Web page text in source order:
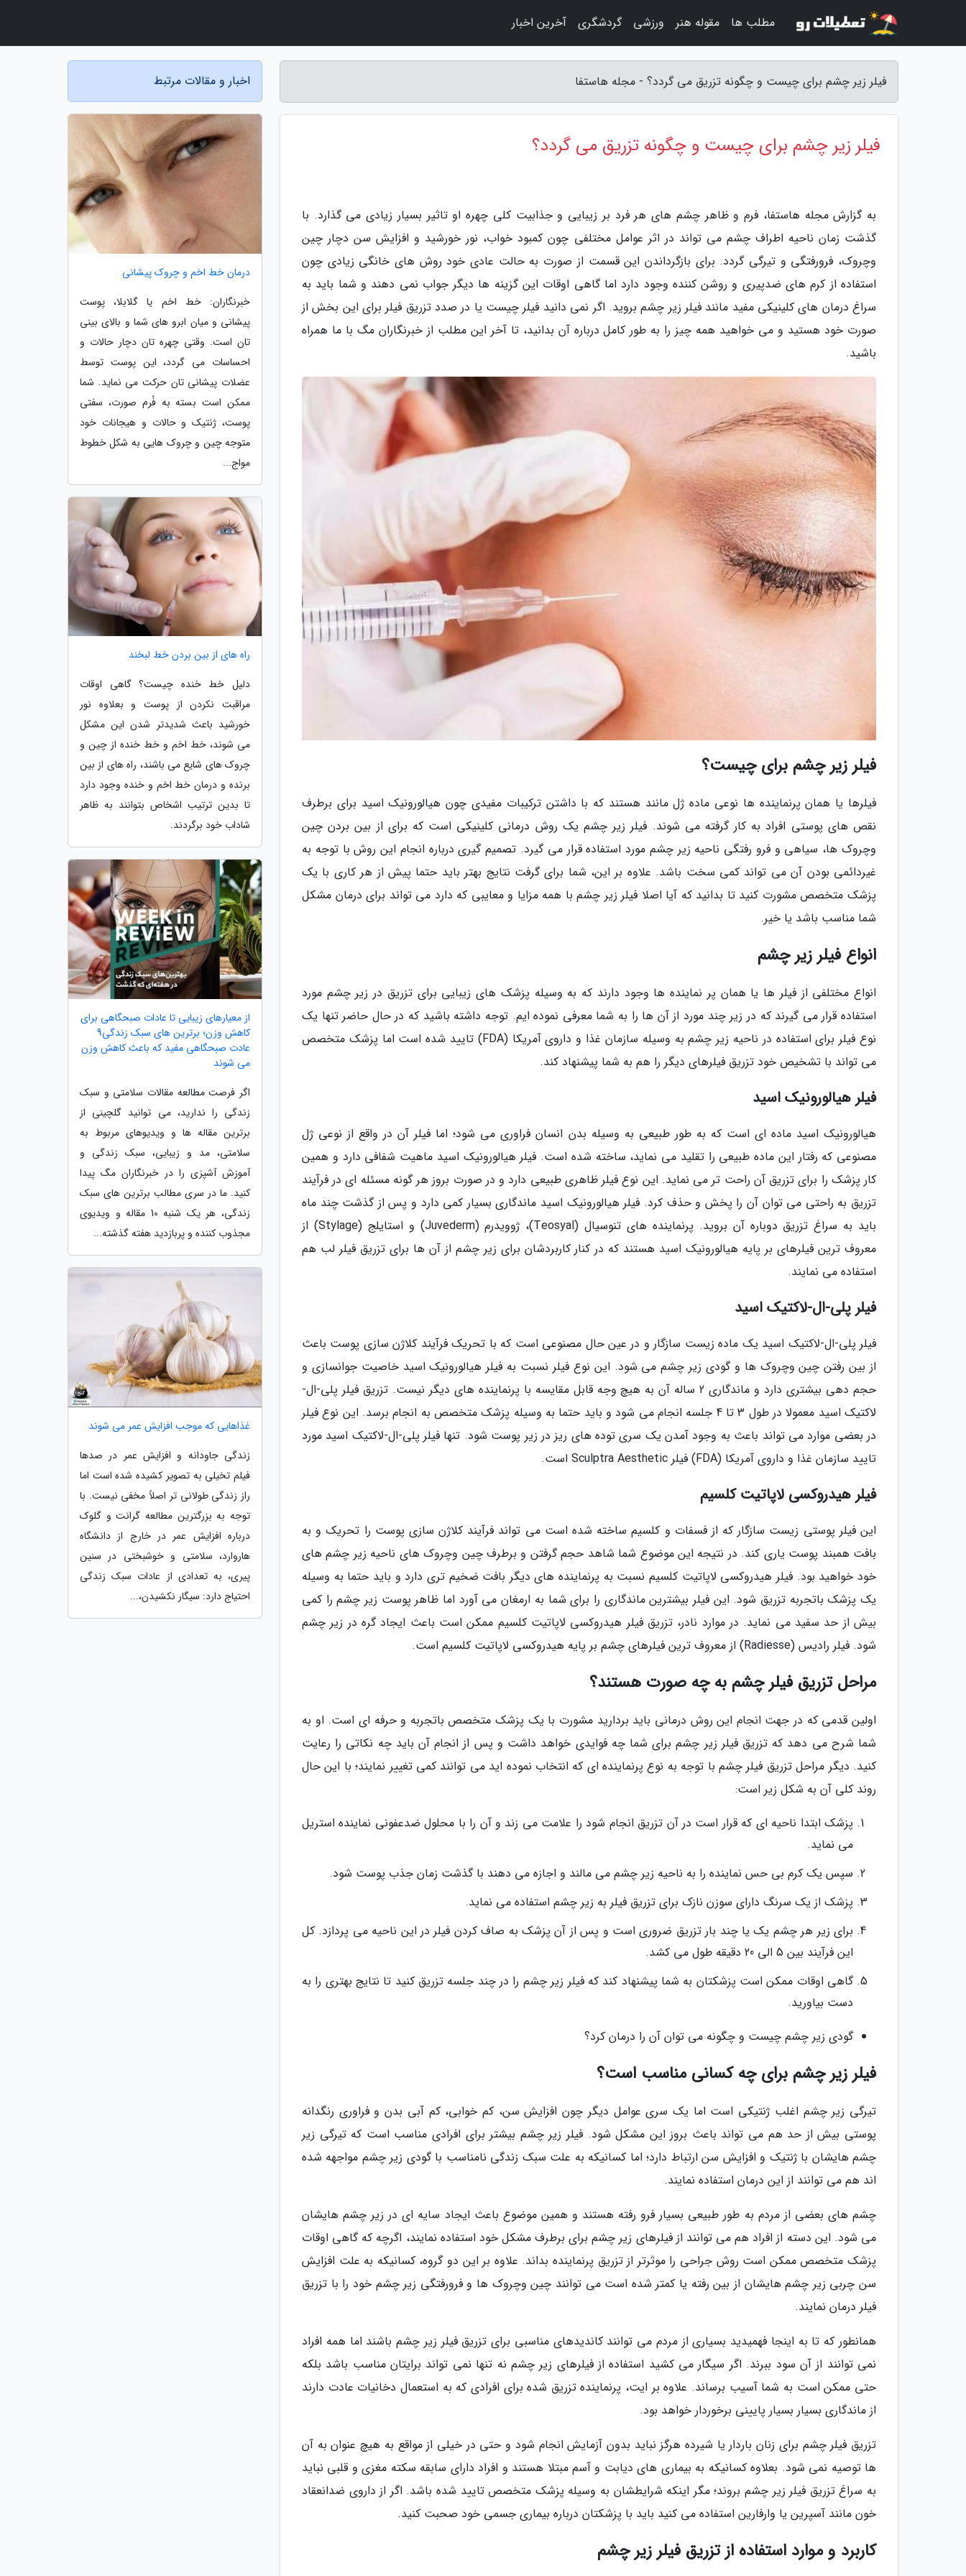
فیلر زیر چشم برای چیست و چگونه تزریق می گردد؟ - مجله هاستفا
فیلر زیر چشم برای چیست و چگونه تزریق می گردد؟
به گزارش مجله هاستفا، فرم و ظاهر چشم های هر فرد بر زیبایی و جذابیت کلی چهره او تاثیر بسیار زیادی می گذارد. با
گذشت زمان ناحیه اطراف چشم می تواند در اثر عوامل مختلفی چون کمبود خواب، نور خورشید و افزایش سن دچار چین
وچروک، فرورفتگی و تیرگی گردد. برای بازگرداندن این قسمت از صورت به حالت عادی خود روش های خانگی زیادی چون
استفاده از کرم های ضدپیری و روشن کننده وجود دارد اما گاهی اوقات این گزینه ها دیگر جواب نمی دهند و شما باید به
سراغ درمان های کلینیکی مفید مانند فیلر زیر چشم بروید. اگر نمی دانید فیلر چیست یا در صدد تزریق فیلر برای این بخش از
صورت خود هستید و می خواهید همه چیز را به طور کامل درباره آن بدانید، تا آخر این مطلب از خبرنگاران مگ با ما همراه
باشید.
فیلر زیر چشم برای چیست؟
فیلرها یا همان پرنماینده ها نوعی ماده ژل مانند هستند که با داشتن ترکیبات مفیدی چون هیالورونیک اسید برای برطرف
نقص های پوستی افراد به کار گرفته می شوند. فیلر زیر چشم یک روش درمانی کلینیکی است که برای از بین بردن چین
وچروک ها، سیاهی و فرو رفتگی ناحیه زیر چشم مورد استفاده قرار می گیرد. تصمیم گیری درباره انجام این روش با توجه به
غیردائمی بودن آن می تواند کمی سخت باشد. علاوه بر این، شما برای گرفت نتایج بهتر باید حتما پیش از هر کاری با یک
پزشک متخصص مشورت کنید تا بدانید که آیا اصلا فیلر زیر چشم با همه مزایا و معایبی که دارد می تواند برای درمان مشکل
شما مناسب باشد یا خیر.
انواع فیلر زیر چشم
انواع مختلفی از فیلر ها یا همان پر نماینده ها وجود دارند که به وسیله پزشک های زیبایی برای تزریق در زیر چشم مورد
استفاده قرار می گیرند که در زیر چند مورد از آن ها را به شما معرفی نموده ایم. توجه داشته باشید که در حال حاضر تنها یک
نوع فیلر برای استفاده در ناحیه زیر چشم به وسیله سازمان غذا و داروی آمریکا (FDA) تایید شده است اما پزشک متخصص
می تواند با تشخیص خود تزریق فیلرهای دیگر را هم به شما پیشنهاد کند.
فیلر هیالورونیک اسید
هیالورونیک اسید ماده ای است که به طور طبیعی به وسیله بدن انسان فراوری می شود؛ اما فیلر آن در واقع از نوعی ژل
مصنوعی که رفتار این ماده طبیعی را تقلید می نماید، ساخته شده است. فیلر هیالورونیک اسید ماهیت شفافی دارد و همین
کار پزشک را برای تزریق آن راحت تر می نماید. این نوع فیلر ظاهری طبیعی دارد و در صورت بروز هر گونه مسئله ای در فرآیند
تزریق به راحتی می توان آن را پخش و حذف کرد. فیلر هیالورونیک اسید ماندگاری بسیار کمی دارد و پس از گذشت چند ماه
باید به سراغ تزریق دوباره آن بروید. پرنماینده های تنوسیال (Teosyal)، ژوویدرم (Juvederm) و استایلج (Stylage) از
معروف ترین فیلرهای بر پایه هیالورونیک اسید هستند که در کنار کاربردشان برای زیر چشم از آن ها برای تزریق فیلر لب هم
استفاده می نمایند.
فیلر پلی-ال-لاکتیک اسید
فیلر پلی-ال-لاکتیک اسید یک ماده زیست سازگار و در عین حال مصنوعی است که با تحریک فرآیند کلاژن سازی پوست باعث
از بین رفتن چین وچروک ها و گودی زیر چشم می شود. این نوع فیلر نسبت به فیلر هیالورونیک اسید خاصیت جوانسازی و
حجم دهی بیشتری دارد و ماندگاری 2 ساله آن به هیچ وجه قابل مقایسه با پرنماینده های دیگر نیست. تزریق فیلر پلی-ال-
لاکتیک اسید معمولا در طول 3 تا 4 جلسه انجام می شود و باید حتما به وسیله پزشک متخصص به انجام برسد. این نوع فیلر
در بعضی موارد می تواند باعث به وجود آمدن یک سری توده های ریز در زیر پوست شود. تنها فیلر پلی-ال-لاکتیک اسید مورد
تایید سازمان غذا و داروی آمریکا (FDA) فیلر Sculptra Aesthetic است.
فیلر هیدروکسی لاپاتیت کلسیم
این فیلر پوستی زیست سازگار که از فسفات و کلسیم ساخته شده است می تواند فرآیند کلاژن سازی پوست را تحریک و به
بافت همبند پوست یاری کند. در نتیجه این موضوع شما شاهد حجم گرفتن و برطرف چین وچروک های ناحیه زیر چشم های
خود خواهید بود. فیلر هیدروکسی لاپاتیت کلسیم نسبت به پرنماینده های دیگر بافت ضخیم تری دارد و باید حتما به وسیله
یک پزشک باتجربه تزریق شود. این فیلر بیشترین ماندگاری را برای شما به ارمغان می آورد اما ظاهر پوست زیر چشم را کمی
بیش از حد سفید می نماید. در موارد نادر، تزریق فیلر هیدروکسی لاپاتیت کلسیم ممکن است باعث ایجاد گره در زیر چشم
شود. فیلر رادیس (Radiesse) از معروف ترین فیلرهای چشم بر پایه هیدروکسی لاپاتیت کلسیم است.
مراحل تزریق فیلر چشم به چه صورت هستند؟
اولین قدمی که در جهت انجام این روش درمانی باید بردارید مشورت با یک پزشک متخصص باتجربه و حرفه ای است. او به
شما شرح می دهد که تزریق فیلر زیر چشم برای شما چه فوایدی خواهد داشت و پس از انجام آن باید چه نکاتی را رعایت
کنید. دیگر مراحل تزریق فیلر چشم با توجه به نوع پرنماینده ای که انتخاب نموده اید می توانند کمی تغییر نمایند؛ با این حال
روند کلی آن به شکل زیر است:
پزشک ابتدا ناحیه ای که قرار است در آن تزریق انجام شود را علامت می زند و آن را با محلول ضدعفونی نماینده استریل
می نماید.
سپس یک کرم بی حس نماینده را به ناحیه زیر چشم می مالند و اجازه می دهند با گذشت زمان جذب پوست شود.
پزشک از یک سرنگ دارای سوزن نازک برای تزریق فیلر به زیر چشم استفاده می نماید.
برای زیر هر چشم یک یا چند بار تزریق ضروری است و پس از آن پزشک به صاف کردن فیلر در این ناحیه می پردازد. کل
این فرآیند بین 5 الی 20 دقیقه طول می کشد.
گاهی اوقات ممکن است پزشکتان به شما پیشنهاد کند که فیلر زیر چشم را در چند جلسه تزریق کنید تا نتایج بهتری را به
دست بیاورید.
گودی زیر چشم چیست و چگونه می توان آن را درمان کرد؟
فیلر زیر چشم برای چه کسانی مناسب است؟
تیرگی زیر چشم اغلب ژنتیکی است اما یک سری عوامل دیگر چون افزایش سن، کم خوابی، کم آبی بدن و فراوری رنگدانه
پوستی بیش از حد هم می تواند باعث بروز این مشکل شود. فیلر زیر چشم بیشتر برای افرادی مناسب است که تیرگی زیر
چشم هایشان با ژنتیک و افزایش سن ارتباط دارد؛ اما کسانیکه به علت سبک زندگی نامناسب با گودی زیر چشم مواجهه شده
اند هم می توانند از این درمان استفاده نمایند.
چشم های بعضی از مردم به طور طبیعی بسیار فرو رفته هستند و همین موضوع باعث ایجاد سایه ای در زیر چشم هایشان
می شود. این دسته از افراد هم می توانند از فیلرهای زیر چشم برای برطرف مشکل خود استفاده نمایند، اگرچه که گاهی اوقات
پزشک متخصص ممکن است روش جراحی را موثرتر از تزریق پرنماینده بداند. علاوه بر این دو گروه، کسانیکه به علت افزایش
سن چربی زیر چشم هایشان از بین رفته یا کمتر شده است می توانند چین وچروک ها و فرورفتگی زیر چشم خود را با تزریق
فیلر درمان نمایند.
همانطور که تا به اینجا فهمیدید بسیاری از مردم می توانند کاندیدهای مناسبی برای تزریق فیلر زیر چشم باشند اما همه افراد
نمی توانند از آن سود ببرند. اگر سیگار می کشید استفاده از فیلرهای زیر چشم نه تنها نمی تواند برایتان مناسب باشد بلکه
حتی ممکن است به شما آسیب برساند. علاوه بر ایت، پرنماینده تزریق شده برای افرادی که به استعمال دخانیات عادت دارند
از ماندگاری بسیار بسیار پایینی برخوردار خواهد بود.
تزریق فیلر چشم برای زنان باردار یا شیرده هرگز نباید بدون آزمایش انجام شود و حتی در خیلی از مواقع به هیچ عنوان به آن
ها توصیه نمی شود. بعلاوه کسانیکه به بیماری های دیابت و آسم مبتلا هستند و افراد دارای سابقه سکته مغزی و قلبی نباید
به سراغ تزریق فیلر زیر چشم بروند؛ مگر اینکه شرایطشان به وسیله پزشک متخصص تایید شده باشد. اگر از داروی ضدانعقاد
خون مانند آسپرین یا وارفارین استفاده می کنید باید با پزشکتان درباره بیماری جسمی خود صحبت کنید.
کاربرد و موارد استفاده از تزریق فیلر زیر چشم
اخبار و مقالات مرتبط
درمان خط اخم و چروک پیشانی
خبرنگاران: خط اخم یا گلابلا، پوست
پیشانی و میان ابرو های شما و بالای بینی
تان است. وقتی چهره تان دچار حالات و
احساسات می گردد، این پوست توسط
عضلات پیشانی تان حرکت می نماید. شما
ممکن است بسته به فُرم صورت، سفتی
پوست، ژنتیک و حالات و هیجانات خود
متوجه چین و چروک هایی به شکل خطوط
مواج...
راه های از بین بردن خط لبخند
دلیل خط خنده چیست؟ گاهی اوقات
مراقبت نکردن از پوست و بعلاوه نور
خورشید باعث شدیدتر شدن این مشکل
می شوند، خط اخم و خط خنده از چین و
چروک های شایع می باشند، راه های از بین
برنده و درمان خط اخم و خنده وجود دارد
تا بدین ترتیب اشخاص بتوانند به ظاهر
شاداب خود برگردند.
از معیارهای زیبایی تا عادات صبحگاهی برای
کاهش وزن؛ برترین های سبک زندگی9
عادت صبحگاهی مفید که باعث کاهش وزن
می شوند
اگر فرصت مطالعه مقالات سلامتی و سبک
زندگی را ندارید، می توانید گلچینی از
برترین مقاله ها و ویدیوهای مربوط به
سلامتی، مد و زیبایی، سبک زندگی و
آموزش آشپزی را در خبرنگاران مگ پیدا
کنید. ما در سری مطالب برترین های سبک
زندگی، هر یک شنبه 10 مقاله و ویدیوی
مجذوب کننده و پربازدید هفته گذشته...
غذاهایی که موجب افزایش عمر می شوند
زندگی جاودانه و افزایش عمر در صدها
فیلم تخیلی به تصویر کشیده شده است اما
راز زندگی طولانی تر اصلاً مخفی نیست. با
توجه به بزرگترین مطالعه گرانت و گلوک
درباره افزایش عمر در خارج از دانشگاه
هاروارد، سلامتی و خوشبختی در سنین
پیری، به تعدادی از عادات سبک زندگی
احتیاج دارد: سیگار نکشیدن،...
مطلب ها مقوله هنر ورزشی گردشگری آخرین اخبار